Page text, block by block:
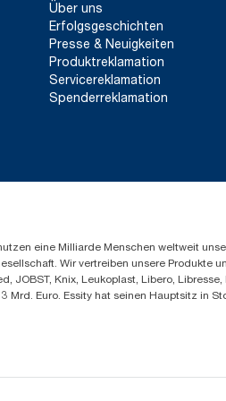
Tork exelCLEAN Nachfüllsortiment
geprüften Lebenszyklusanalysen
bei diesen Daten um einen
für bestimmte Artikel und den
beim Reinigen im
by Swerea Research Institute, Sweden,
compared to Tork Heavy-Duty Cleaning
Über uns
Erfolgsgeschichten
Presse & Neuigkeiten
Produktreklamation
Servicereklamation
Spenderreklamation
eine Milliarde Menschen weltweit
Wir vertreiben unsere Produkte
Knix, Leukoplast, Libero,
Euro. Essity hat seinen Hauptsitz in